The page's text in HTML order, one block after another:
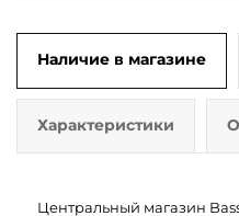
Наличие в магазине
Характеристики
Центральный магазин